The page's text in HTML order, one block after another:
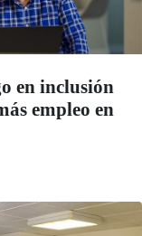
en inclusión
empleo en